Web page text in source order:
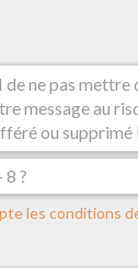
les conditions